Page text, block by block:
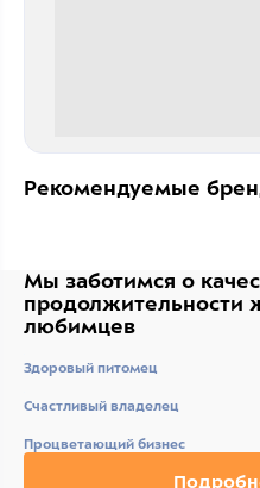
Рекомендуемые
Мы заботимся о
продолжительности
любимцев
Здоровый питомец
Счастливый владелец
Процветающий бизнес